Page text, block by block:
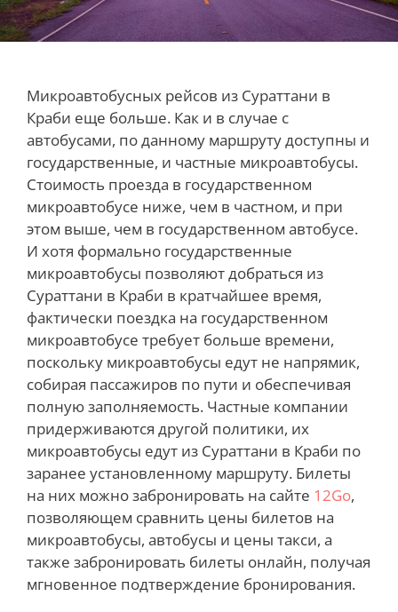
Микроавтобусных рейсов из Сураттани в
Краби еще больше. Как и в случае с
автобусами, по данному маршруту доступны и
государственные, и частные микроавтобусы.
Стоимость проезда в государственном
микроавтобусе ниже, чем в частном, и при
этом выше, чем в государственном автобусе.
И хотя формально государственные
микроавтобусы позволяют добраться из
Сураттани в Краби в кратчайшее время,
фактически поездка на государственном
микроавтобусе требует больше времени,
поскольку микроавтобусы едут не напрямик,
собирая пассажиров по пути и обеспечивая
полную заполняемость. Частные компании
придерживаются другой политики, их
микроавтобусы едут из Сураттани в Краби по
заранее установленному маршруту. Билеты
на них можно забронировать на сайте 12Go,
позволяющем сравнить цены билетов на
микроавтобусы, автобусы и цены такси, а
также забронировать билеты онлайн, получая
мгновенное подтверждение бронирования.